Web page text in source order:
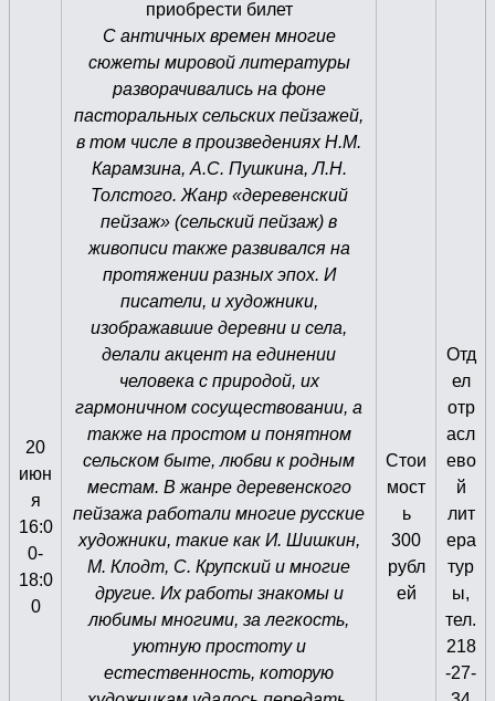
20
июн
я
16:0
0-
18:0
0
приобрести билет
С античных времен многие
сюжеты мировой литературы
разворачивались на фоне
пасторальных сельских пейзажей,
в том числе в произведениях Н.М.
Карамзина, А.С. Пушкина, Л.Н.
Толстого. Жанр «деревенский
пейзаж» (сельский пейзаж) в
живописи также развивался на
протяжении разных эпох. И
писатели, и художники,
изображавшие деревни и села,
делали акцент на единении
человека с природой, их
гармоничном сосуществовании, а
также на простом и понятном
сельском быте, любви к родным
местам. В жанре деревенского
пейзажа работали многие русские
художники, такие как И. Шишкин,
М. Клодт, С. Крупский и многие
другие. Их работы знакомы и
любимы многими, за легкость,
уютную простоту и
естественность, которую
Стои
мост
ь
300
рубл
ей
Отд
ел
отр
асл
ево
й
лит
ера
тур
ы,
тел.
218
-27-